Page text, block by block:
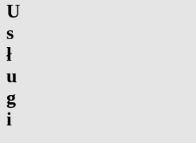
U
s
ł
u
g
i